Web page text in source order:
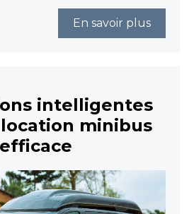
En savoir plus
intelligentes
minibus